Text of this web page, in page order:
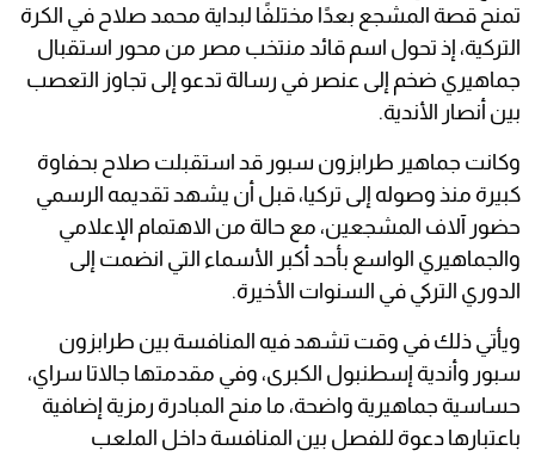
تمنح قصة المشجع بعدًا مختلفًا لبداية محمد صلاح في الكرة
التركية، إذ تحول اسم قائد منتخب مصر من محور استقبال
جماهيري ضخم إلى عنصر في رسالة تدعو إلى تجاوز التعصب
بين أنصار الأندية.
وكانت جماهير طرابزون سبور قد استقبلت صلاح بحفاوة
كبيرة منذ وصوله إلى تركيا، قبل أن يشهد تقديمه الرسمي
حضور آلاف المشجعين، مع حالة من الاهتمام الإعلامي
والجماهيري الواسع بأحد أكبر الأسماء التي انضمت إلى
الدوري التركي في السنوات الأخيرة.
ويأتي ذلك في وقت تشهد فيه المنافسة بين طرابزون
سبور وأندية إسطنبول الكبرى، وفي مقدمتها جالاتا سراي،
حساسية جماهيرية واضحة، ما منح المبادرة رمزية إضافية
باعتبارها دعوة للفصل بين المنافسة داخل الملعب